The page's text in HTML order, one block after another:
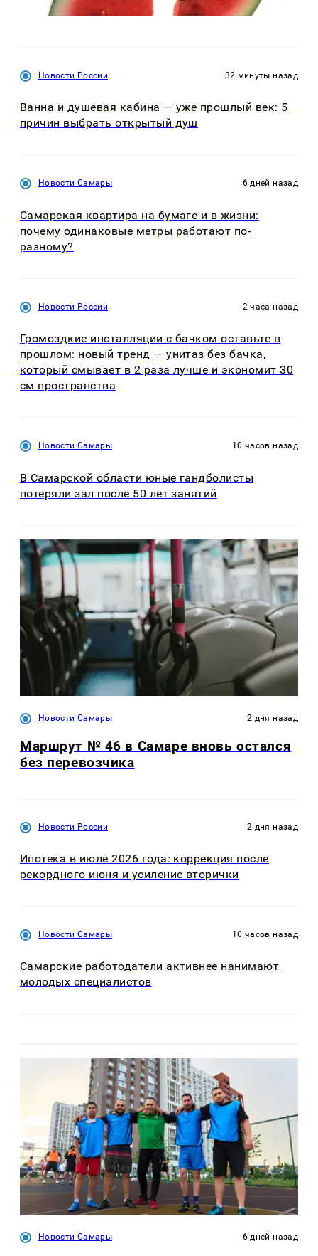
Новости России 32 минуты назад
Ванна и душевая кабина — уже прошлый век: 5
причин выбрать открытый душ
Новости Самары 6 дней назад
Самарская квартира на бумаге и в жизни:
почему одинаковые метры работают по-
разному?
Новости России 2 часа назад
Громоздкие инсталляции с бачком оставьте в
прошлом: новый тренд — унитаз без бачка,
который смывает в 2 раза лучше и экономит 30
см пространства
Новости Самары 10 часов назад
В Самарской области юные гандболисты
потеряли зал после 50 лет занятий
Новости Самары 2 дня назад
Маршрут № 46 в Самаре вновь остался
без перевозчика
Новости России 2 дня назад
Ипотека в июле 2026 года: коррекция после
рекордного июня и усиление вторички
Новости Самары 10 часов назад
Самарские работодатели активнее нанимают
молодых специалистов
Новости Самары 6 дней назад